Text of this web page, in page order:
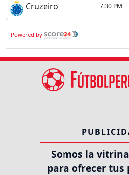
Cruzeiro 7:30 PM
Powered by
Somos la
para ofrecer tus